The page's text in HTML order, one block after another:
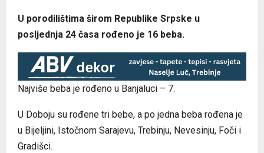
U porodilištima širom Republike Srpske u
posljednja 24 časa rođeno je 16 beba.
Najviše beba je rođeno u Banjaluci – 7.
U Doboju su rođene tri bebe, a po jedna beba rođena je
u Bijeljini, Istočnom Sarajevu, Trebinju, Nevesinju, Foči i
Gradišci.